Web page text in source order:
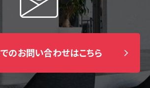
のお問い合わせはこちら